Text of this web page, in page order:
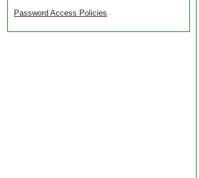
Password Access Policies